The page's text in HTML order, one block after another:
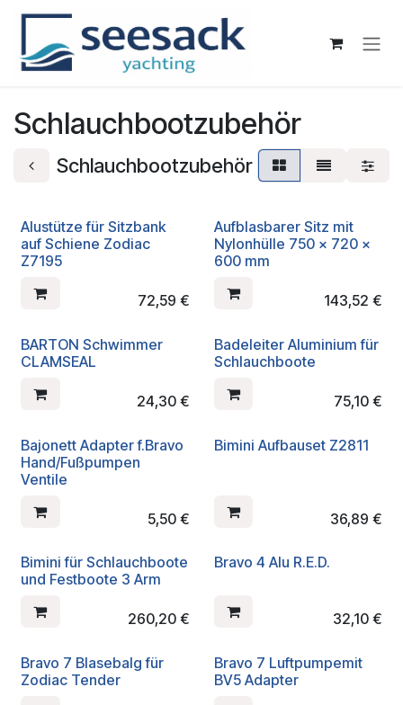
Zum Inhalt springen
Schlauchbootzubehör
Schlauchbootzubehör
Alustütze für Sitzbank
auf Schiene Zodiac
Z7195
72,59 €
Aufblasbarer Sitz mit
Nylonhülle 750 x 720 x
600 mm
143,52 €
BARTON Schwimmer
CLAMSEAL
24,30€
Badeleiter Aluminium für
Schlauchboote
75,10 €
Bajonett Adapter f.Bravo
Hand/Fußpumpen
Ventile
5,50€
Bimini Aufbauset Z2811
36,89 €
Bimini für Schlauchboote
und Festboote 3 Arm
260,20€
Bravo 4 Alu R.E.D.
32,10 €
Bravo 7 Blasebalg für
Zodiac Tender
Bravo 7 Luftpumpemit
BV5 Adapter